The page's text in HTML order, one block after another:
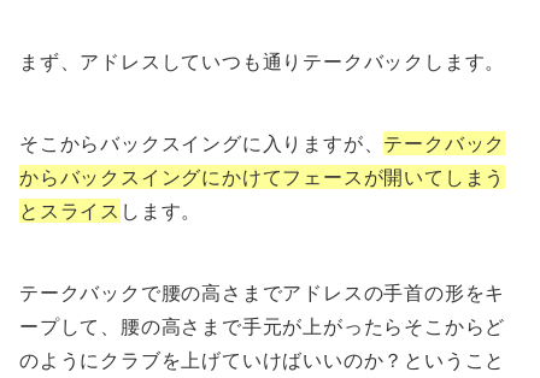
まず、アドレスしていつも通りテークバックします。
そこからバックスイングに入りますが、 テークバック
からバックスイングにかけてフェースが開いてしまう
とスライス します。
テークバックで腰の高さまでアドレスの手首の形をキ
ープして、腰の高さまで手元が上がったらそこからど
のようにクラブを上げていけばいいのか？ということ